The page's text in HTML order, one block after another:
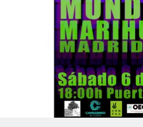
Spanish (Spain)
Spanish (Latin
German